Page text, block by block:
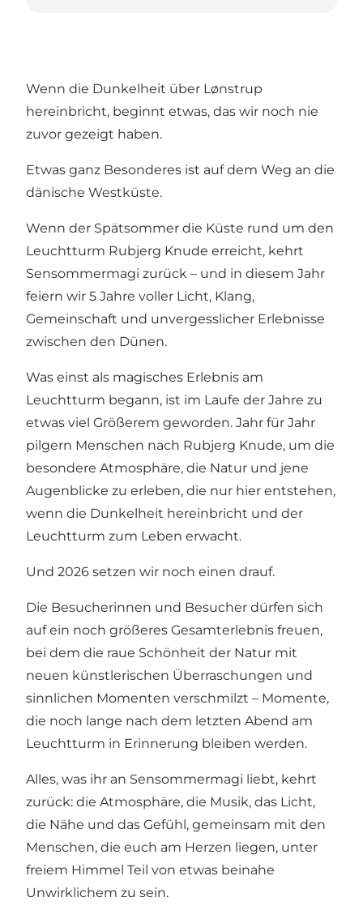
Wenn die Dunkelheit über Lønstrup
hereinbricht, beginnt etwas, das wir noch nie
zuvor gezeigt haben.
Etwas ganz Besonderes ist auf dem Weg an die
dänische Westküste.
Wenn der Spätsommer die Küste rund um den
Leuchtturm Rubjerg Knude erreicht, kehrt
Sensommermagi zurück – und in diesem Jahr
feiern wir 5 Jahre voller Licht, Klang,
Gemeinschaft und unvergesslicher Erlebnisse
zwischen den Dünen.
Was einst als magisches Erlebnis am
Leuchtturm begann, ist im Laufe der Jahre zu
etwas viel Größerem geworden. Jahr für Jahr
pilgern Menschen nach Rubjerg Knude, um die
besondere Atmosphäre, die Natur und jene
Augenblicke zu erleben, die nur hier entstehen,
wenn die Dunkelheit hereinbricht und der
Leuchtturm zum Leben erwacht.
Und 2026 setzen wir noch einen drauf.
Die Besucherinnen und Besucher dürfen sich
auf ein noch größeres Gesamterlebnis freuen,
bei dem die raue Schönheit der Natur mit
neuen künstlerischen Überraschungen und
sinnlichen Momenten verschmilzt – Momente,
die noch lange nach dem letzten Abend am
Leuchtturm in Erinnerung bleiben werden.
Alles, was ihr an Sensommermagi liebt, kehrt
zurück: die Atmosphäre, die Musik, das Licht,
die Nähe und das Gefühl, gemeinsam mit den
Menschen, die euch am Herzen liegen, unter
freiem Himmel Teil von etwas beinahe
Unwirklichem zu sein.